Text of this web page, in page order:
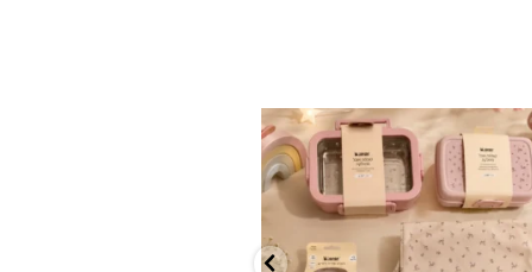
הקולקציה החדשה
9 4